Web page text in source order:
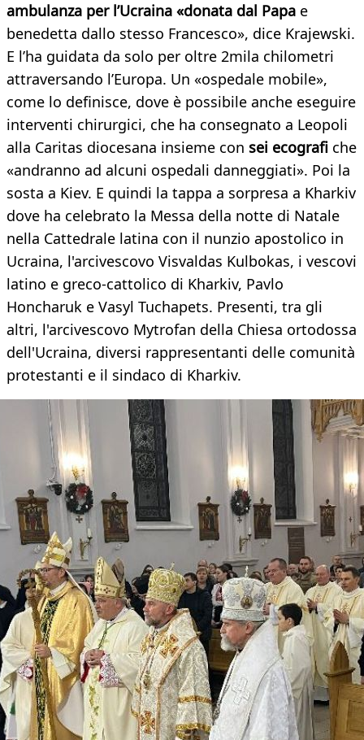
ambulanza per l’Ucraina «donata dal Papa e
benedetta dallo stesso Francesco», dice Krajewski.
E l’ha guidata da solo per oltre 2mila chilometri
attraversando l’Europa. Un «ospedale mobile»,
come lo definisce, dove è possibile anche eseguire
interventi chirurgici, che ha consegnato a Leopoli
alla Caritas diocesana insieme con sei ecografi che
«andranno ad alcuni ospedali danneggiati». Poi la
sosta a Kiev. E quindi la tappa a sorpresa a Kharkiv
dove ha celebrato la Messa della notte di Natale
nella Cattedrale latina con il nunzio apostolico in
Ucraina, l'arcivescovo Visvaldas Kulbokas, i vescovi
latino e greco-cattolico di Kharkiv, Pavlo
Honcharuk e Vasyl Tuchapets. Presenti, tra gli
altri, l'arcivescovo Mytrofan della Chiesa ortodossa
dell'Ucraina, diversi rappresentanti delle comunità
protestanti e il sindaco di Kharkiv.